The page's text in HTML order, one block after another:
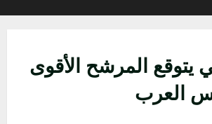
المرشح الأقوى
العرب